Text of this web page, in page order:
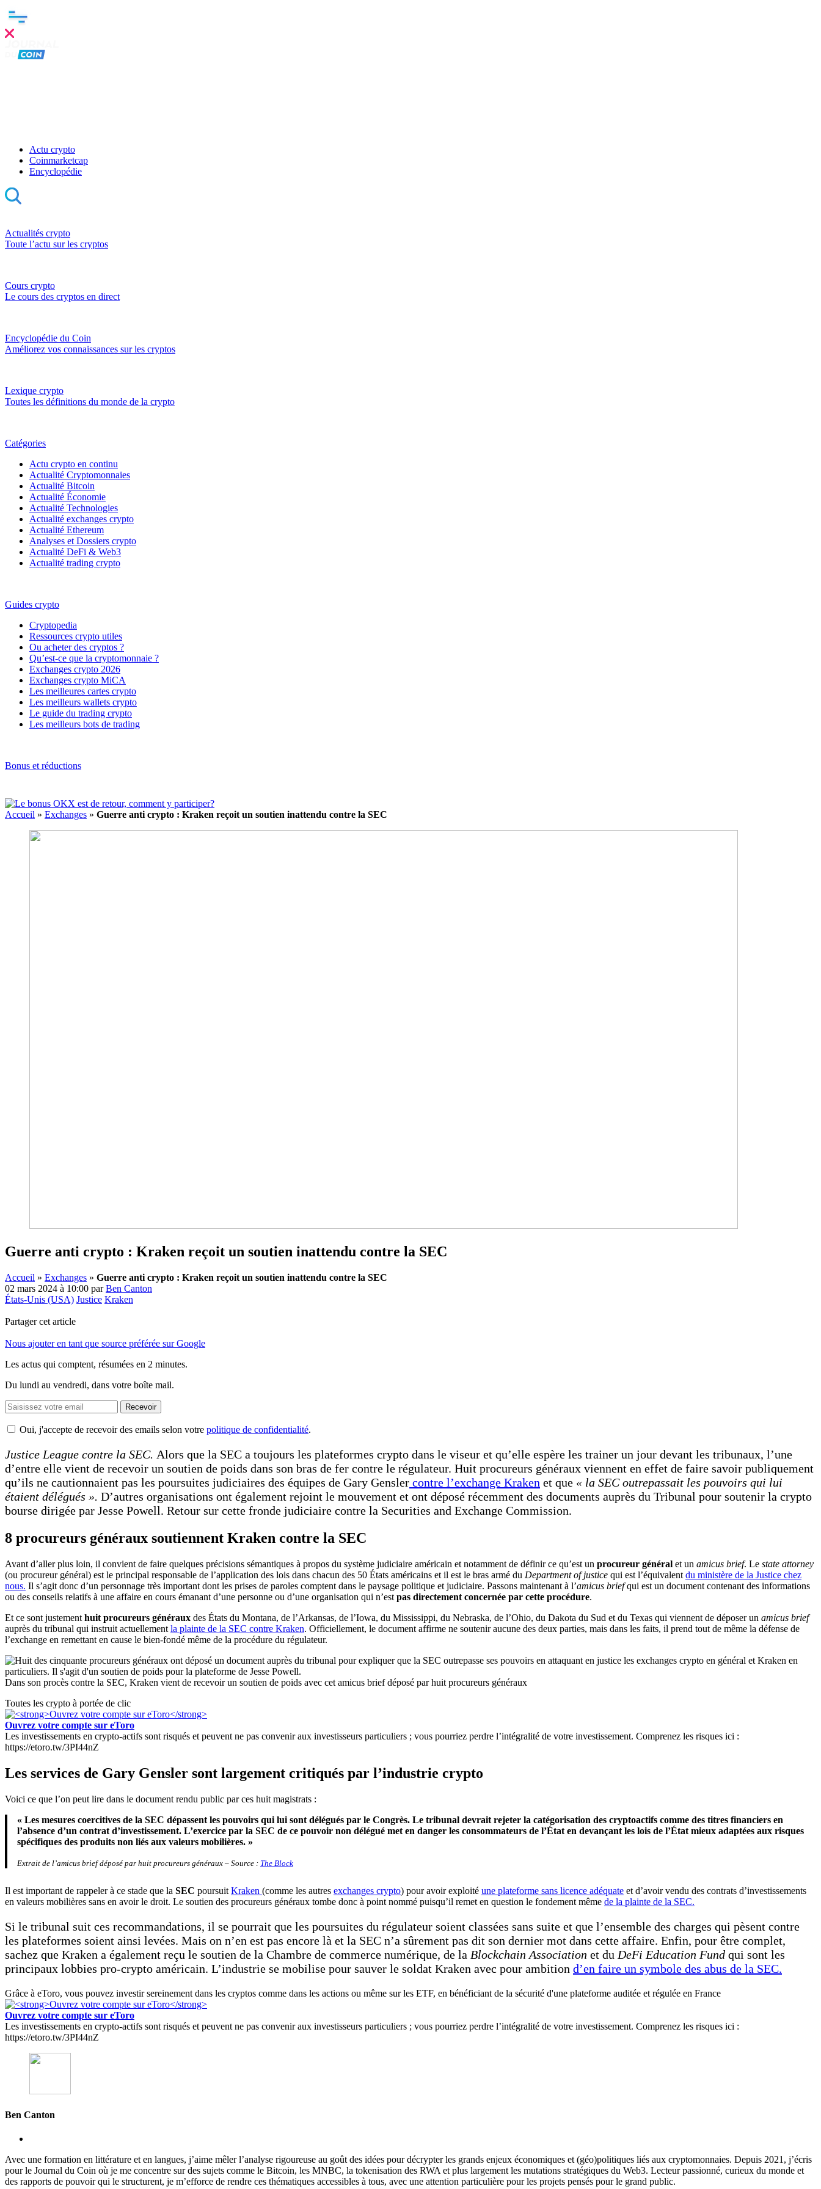
Actu crypto
Coinmarketcap
Encyclopédie
Actualités crypto
Toute l’actu sur les cryptos
Cours crypto
Le cours des cryptos en direct
Encyclopédie du Coin
Améliorez vos connaissances sur les cryptos
Lexique crypto
Toutes les définitions du monde de la crypto
Catégories
Actu crypto en continu
Actualité Cryptomonnaies
Actualité Bitcoin
Actualité Économie
Actualité Technologies
Actualité exchanges crypto
Actualité Ethereum
Analyses et Dossiers crypto
Actualité DeFi & Web3
Actualité trading crypto
Guides crypto
Cryptopedia
Ressources crypto utiles
Ou acheter des cryptos ?
Qu’est-ce que la cryptomonnaie ?
Exchanges crypto 2026
Exchanges crypto MiCA
Les meilleures cartes crypto
Les meilleurs wallets crypto
Le guide du trading crypto
Les meilleurs bots de trading
Bonus et réductions
Accueil » Exchanges » Guerre anti crypto : Kraken reçoit un soutien inattendu contre la SEC
Guerre anti crypto : Kraken reçoit un soutien inattendu contre la SEC
Accueil » Exchanges » Guerre anti crypto : Kraken reçoit un soutien inattendu contre la SEC
02 mars 2024 à 10:00 parBen Canton
États-Unis (USA) Justice Kraken
Partager cet article
Nous ajouter en tant que source préférée sur Google
Les actus qui comptent, résumées en 2 minutes.
Du lundi au vendredi, dans votre boîte mail.
Recevoir
Oui, j'accepte de recevoir des emails selon votre politique de confidentialité.
Justice League contre la SEC. Alors que la SEC a toujours les plateformes crypto dans le viseur et qu’elle espère les trainer un jour devant les tribunaux, l’une
d’entre elle vient de recevoir un soutien de poids dans son bras de fer contre le régulateur. Huit procureurs généraux viennent en effet de faire savoir publiquement
qu’ils ne cautionnaient pas les poursuites judiciaires des équipes de Gary Gensler contre l’exchange Kraken et que « la SEC outrepassait les pouvoirs qui lui
étaient délégués ». D’autres organisations ont également rejoint le mouvement et ont déposé récemment des documents auprès du Tribunal pour soutenir la crypto
bourse dirigée par Jesse Powell. Retour sur cette fronde judiciaire contre la Securities and Exchange Commission.
8 procureurs généraux soutiennent Kraken contre la SEC
Avant d’aller plus loin, il convient de faire quelques précisions sémantiques à propos du système judiciaire américain et notamment de définir ce qu’est un procureur général et un amicus brief. Le state attorney
(ou procureur général) est le principal responsable de l’application des lois dans chacun des 50 États américains et il est le bras armé du Department of justice qui est l’équivalent du ministère de la Justice chez
nous. Il s’agit donc d’un personnage très important dont les prises de paroles comptent dans le paysage politique et judiciaire. Passons maintenant à l’amicus briefqui est un document contenant des informations
ou des conseils relatifs à une affaire en cours émanant d’une personne ou d’une organisation qui n’est pas directement concernée par cette procédure.
Et ce sont justement huit procureurs généraux des États du Montana, de l’Arkansas, de l’Iowa, du Mississippi, du Nebraska, de l’Ohio, du Dakota du Sud et du Texas qui viennent de déposer un amicus brief
auprès du tribunal qui instruit actuellement la plainte de la SEC contre Kraken. Officiellement, le document affirme ne soutenir aucune des deux parties, mais dans les faits, il prend tout de même la défense de
l’exchange en remettant en cause le bien-fondé même de la procédure du régulateur.
Dans son procès contre la SEC, Kraken vient de recevoir un soutien de poids avec cet amicus brief déposé par huit procureurs généraux
Toutes les crypto à portée de clic
Ouvrez votre compte sur eToro
Les investissements en crypto-actifs sont risqués et peuvent ne pas convenir aux investisseurs particuliers ; vous pourriez perdre l’intégralité de votre investissement. Comprenez les risques ici :
https://etoro.tw/3PI44nZ
Les services de Gary Gensler sont largement critiqués par l’industrie crypto
Voici ce que l’on peut lire dans le document rendu public par ces huit magistrats :
« Les mesures coercitives de la SEC dépassent les pouvoirs qui lui sont délégués par le Congrès. Le tribunal devrait rejeter la catégorisation des cryptoactifs comme des titres financiers en
l’absence d’un contrat d’investissement. L’exercice par la SEC de ce pouvoir non délégué met en danger les consommateurs de l’État en devançant les lois de l’État mieux adaptées aux risques
spécifiques des produits non liés aux valeurs mobilières. »
Extrait de l’amicus brief déposé par huit procureurs généraux – Source : The Block
Il est important de rappeler à ce stade que la SEC poursuit Kraken (comme les autres exchanges crypto) pour avoir exploité une plateforme sans licence adéquate et d’avoir vendu des contrats d’investissements
en valeurs mobilières sans en avoir le droit. Le soutien des procureurs généraux tombe donc à point nommé puisqu’il remet en question le fondement même de la plainte de la SEC.
Si le tribunal suit ces recommandations, il se pourrait que les poursuites du régulateur soient classées sans suite et que l’ensemble des charges qui pèsent contre
les plateformes soient ainsi levées. Mais on n’en est pas encore là et la SEC n’a sûrement pas dit son dernier mot dans cette affaire. Enfin, pour être complet,
sachez que Kraken a également reçu le soutien de la Chambre de commerce numérique, de la Blockchain Association et du DeFi Education Fund qui sont les
principaux lobbies pro-crypto américain. L’industrie se mobilise pour sauver le soldat Kraken avec pour ambition d’en faire un symbole des abus de la SEC.
Grâce à eToro, vous pouvez investir sereinement dans les cryptos comme dans les actions ou même sur les ETF, en bénéficiant de la sécurité d'une plateforme auditée et régulée en France
Ouvrez votre compte sur eToro
Les investissements en crypto-actifs sont risqués et peuvent ne pas convenir aux investisseurs particuliers ; vous pourriez perdre l’intégralité de votre investissement. Comprenez les risques ici :
https://etoro.tw/3PI44nZ
Ben Canton
Avec une formation en littérature et en langues, j’aime mêler l’analyse rigoureuse au goût des idées pour décrypter les grands enjeux économiques et (géo)politiques liés aux cryptomonnaies. Depuis 2021, j’écris
pour le Journal du Coin où je me concentre sur des sujets comme le Bitcoin, les MNBC, la tokenisation des RWA et plus largement les mutations stratégiques du Web3. Lecteur passionné, curieux du monde et
des rapports de pouvoir qui le structurent, je m’efforce de rendre ces thématiques accessibles à tous, avec une attention particulière pour les projets pensés pour le grand public.